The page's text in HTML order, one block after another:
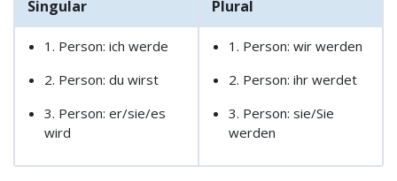
Singular Plural
1. Person: ich werde
2. Person: du wirst
3. Person: er/sie/es
wird
1. Person: wir werden
2. Person: ihr werdet
3. Person: sie/Sie
werden